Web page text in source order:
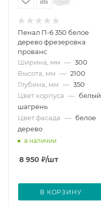
Пенал П-6 350 белое
дерево фрезеровка
прованс
Ширина, мм — 300
Высота, мм — 2100
Глубина, мм — 350
Цвет корпуса — белый
шагрень
Цвет фасада — белое
дерево
в наличии
8 950 ₽/шт
В КОРЗИНУ